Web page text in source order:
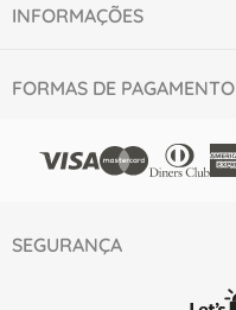
INFORMAÇÕES
FORMAS DE PAGAMENTO
SEGURANÇA